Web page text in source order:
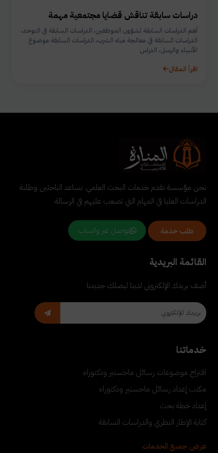
دراسات سابقة تناقش قضايا مجتمعية مهمة
أهم الدراسات السابقة لشؤون الموظفين، الدراسات السابقة في التوحد،
الدراسات السابقة في معالجة مياه الشرب، الدراسات السابقة موضوع
الأنبياء والرسل، الدراس
اقرأ المقال
نحن مؤسسة تقدم خدمات البحث العلمي. نساعد الباحثين وطلبة
الدراسات العليا في المهام التي تصعب عليهم في الرسالة.
طلب خدمة تواصل عبر واتساب
القائمة البريدية
أضف بريدك الإلكتروني لدينا ليصلك جديدنا
خدماتنا
اقتراح موضوعات رسائل ماجستير ودكتوراه
مكتب إعداد رسائل ماجستير ودكتوراه
إعداد خطة بحث
كتابة الإطار النظري والدراسات السابقة
عرض جميع الخدمات